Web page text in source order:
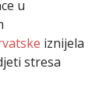
u
iznijela
stresa